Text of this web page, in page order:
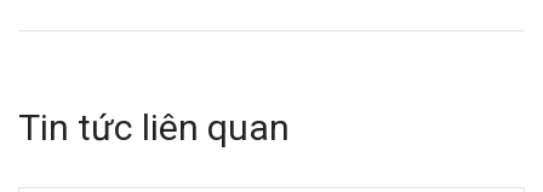
Tin tức liên quan